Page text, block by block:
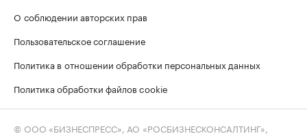
О соблюдении авторских прав
Пользовательское соглашение
Политика в отношении обработки персональных данных
Политика обработки файлов cookie
© ООО «БИЗНЕСПРЕСС», АО «РОСБИЗНЕСКОНСАЛТИНГ»,